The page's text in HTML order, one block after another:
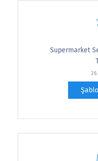
Supermarket
26